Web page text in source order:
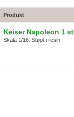
Produkt
Keiser Napoleon 1 st
Skala 1/16. Støpt i resin